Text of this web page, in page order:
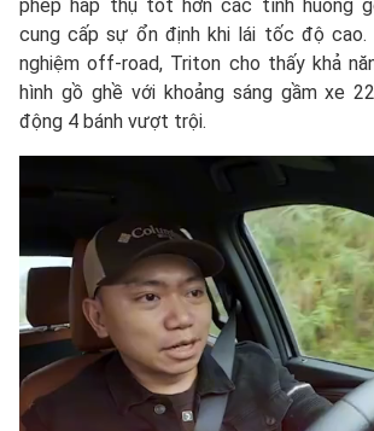
phép hấp thụ tốt hơn các tình huống
cung cấp sự ổn định khi lái tốc độ
nghiệm off-road, Triton cho thấy khả
hình gồ ghề với khoảng sáng gầm xe
động 4 bánh vượt trội.